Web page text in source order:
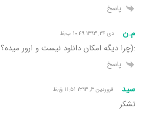
پاسخ
م.ن دی ۲۴, ۱۳۹۳ ۱۰:۴۹ ب٫ظ
:(چرا دیگه امکان دانلود نیست و ارور میده؟
پاسخ
سید فروردین ۳, ۱۳۹۳ ۱۱:۵۱ ق٫ظ
تشکر